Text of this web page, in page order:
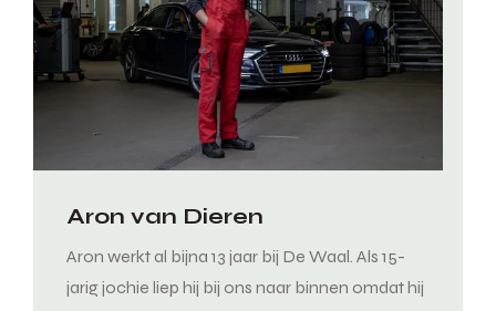
Aron van Dieren
Aron werkt al bijna 13 jaar bij De Waal. Als 15-
jarig jochie liep hij bij ons naar binnen omdat hij